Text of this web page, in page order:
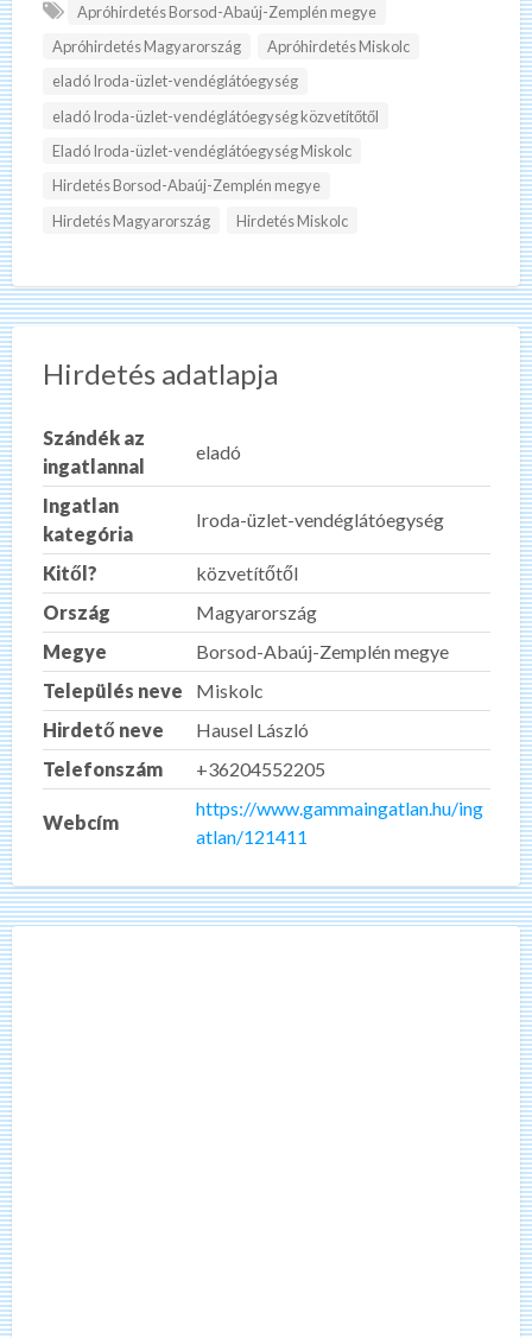
Apróhirdetés Borsod-Abaúj-Zemplén megye
Apróhirdetés Magyarország
Apróhirdetés Miskolc
eladó Iroda-üzlet-vendéglátóegység
eladó Iroda-üzlet-vendéglátóegység közvetítőtől
Eladó Iroda-üzlet-vendéglátóegység Miskolc
Hirdetés Borsod-Abaúj-Zemplén megye
Hirdetés Magyarország
Hirdetés Miskolc
Hirdetés adatlapja
Szándék az
ingatlannal
eladó
Ingatlan
kategória
Iroda-üzlet-vendéglátóegység
Kitől?
közvetítőtől
Ország
Magyarország
Megye
Borsod-Abaúj-Zemplén megye
Település neve
Miskolc
Hirdető neve
Hausel László
Telefonszám
+36204552205
Webcím
https://www.gammaingatlan.hu/ing
atlan/121411